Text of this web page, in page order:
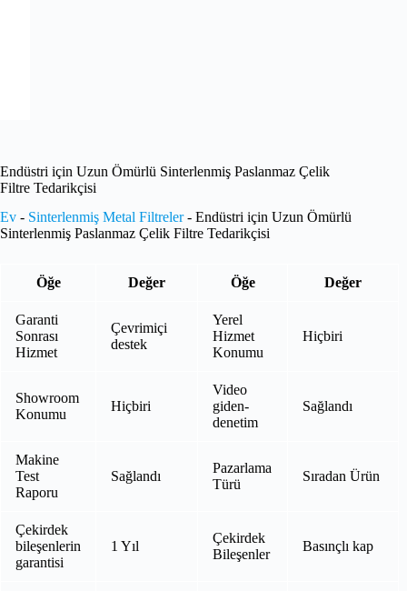
Endüstri için Uzun Ömürlü Sinterlenmiş Paslanmaz Çelik
Filtre Tedarikçisi
Ev - Sinterlenmiş Metal Filtreler- Endüstri için Uzun Ömürlü
Sinterlenmiş Paslanmaz Çelik Filtre Tedarikçisi
Öğe Değer Öğe Değer
Garanti
Sonrası
Hizmet
Çevrimiçi
destek
Yerel
Hizmet
Konumu
Hiçbiri
Showroom
Konumu
Hiçbiri
Video
giden-
denetim
Sağlandı
Makine
Test
Raporu
Sağlandı
Pazarlama
Türü
Sıradan Ürün
Çekirdek
bileşenlerin
garantisi
1 Yıl
Çekirdek
Bileşenler
Basınçlı kap